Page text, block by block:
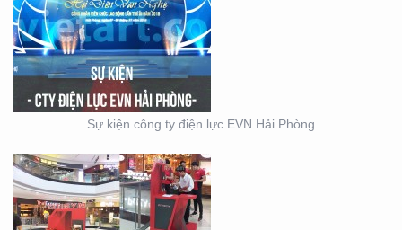
Sự kiện công ty điện lực EVN Hải Phòng
BOOTH BÁN HÀNG MINI
– THIẾT KẾ SẢN XUẤT
MẪU BOOTH CITIGYM –
THIẾT KẾ THI CÔNG